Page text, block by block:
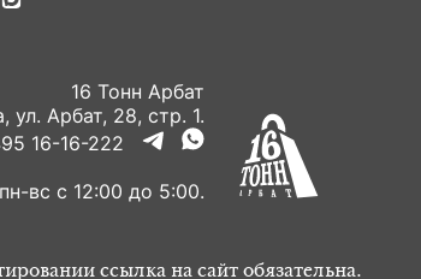
16 Тонн Арбат
ул. Арбат, 28, стр. 1.
16-16-222
пн-вс с 12:00 до 5:00.
ссылка на сайт обязательна.